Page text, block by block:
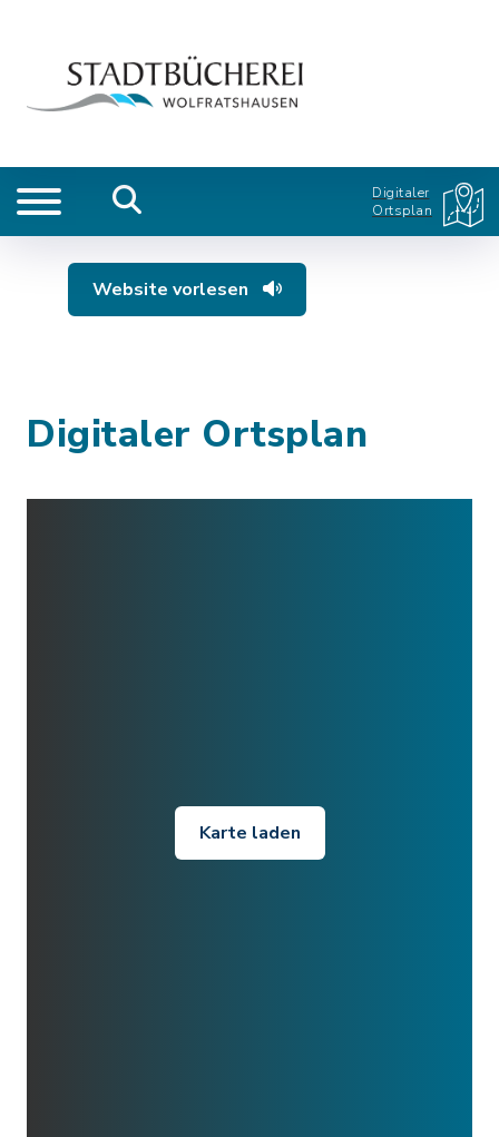
Digitaler
Ortsplan
Website vorlesen
Digitaler Ortsplan
Karte laden